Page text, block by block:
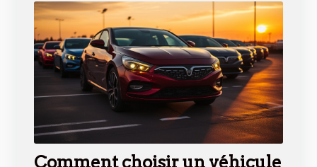
Comment choisir un véhicule